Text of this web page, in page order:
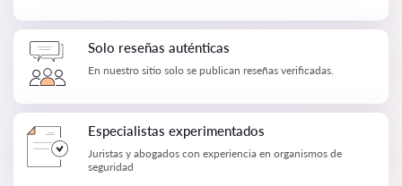
Solo reseñas auténticas
En nuestro sitio solo se publican reseñas verificadas.
Especialistas experimentados
Juristas y abogados con experiencia en organismos de
seguridad